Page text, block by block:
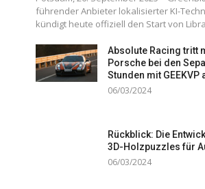
führender Anbieter lokalisierter KI-
kündigt heute offiziell den Start von
Absolute Racing tritt
Porsche bei den
Stunden mit GEEKVP
06/03/2024
Rückblick: Die
3D-Holzpuzzles für
06/03/2024